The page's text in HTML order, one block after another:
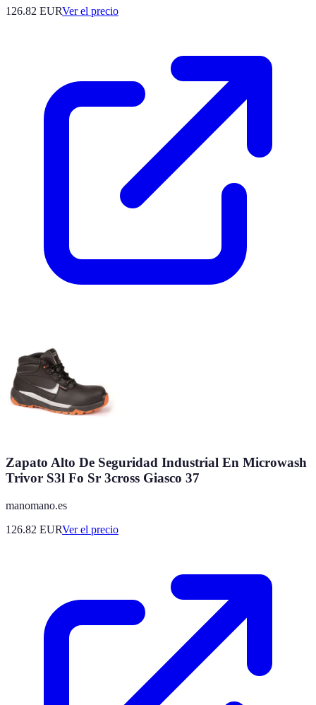
126.82 EURVer el precio
Zapato Alto De Seguridad Industrial En Microwash
Trivor S3l Fo Sr 3cross Giasco 37
manomano.es
126.82 EURVer el precio